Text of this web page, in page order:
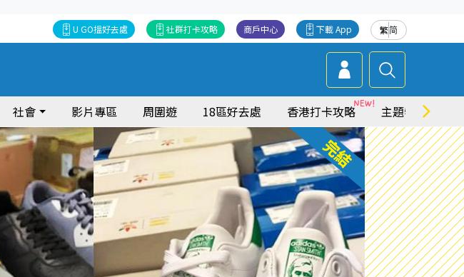
繁简
下載 App
商戶中心
社群打卡攻略
U GO搵好去處
社會 影片專區 周圍遊 18區好去處 香港打卡攻略 主題特集